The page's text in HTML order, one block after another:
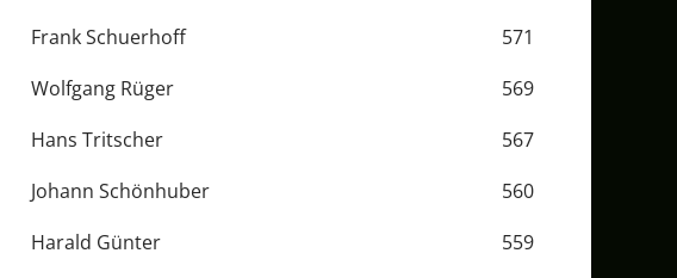
Frank Schuerhoff
571
Wolfgang Rüger
569
Hans Tritscher
567
Johann Schönhuber
560
Harald Günter
559